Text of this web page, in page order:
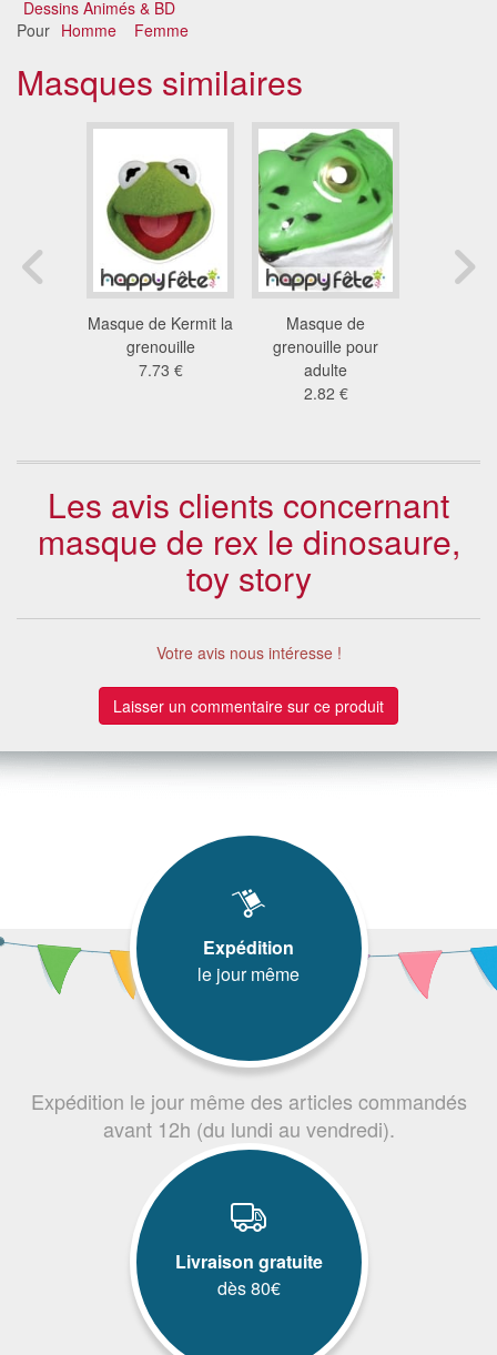
Dessins Animés & BD
Pour Homme Femme
Masques similaires
Masque de Kermit la
grenouille
7.73 €
Masque de
grenouille pour
adulte
2.82 €
Les avis clients concernant
masque de rex le dinosaure,
toy story
Votre avis nous intéresse !
Laisser un commentaire sur ce produit
Expédition
le jour même
Expédition le jour même des articles commandés
avant 12h (du lundi au vendredi).
Livraison gratuite
dès 80€